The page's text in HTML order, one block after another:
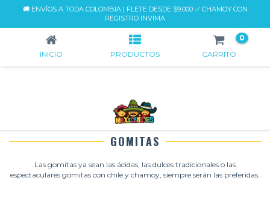
🚚 ENVÍOS A TODA COLOMBIA | FLETE DESDE $9.000 ✅ CHAMOY CON
REGISTRO INVIMA
GOMITAS
INICIO PRODUCTOS CARRITO
0
GOMITAS
Las gomitas ya sean las ácidas, las dulces tradicionales o las
espectaculares gomitas con chile y chamoy, siempre serán las preferidas.